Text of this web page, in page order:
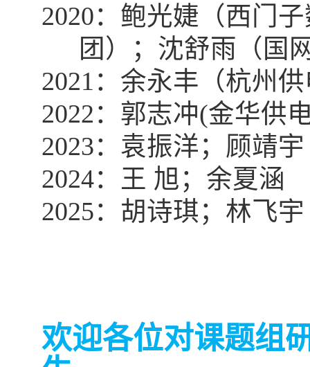
2020：鲍光婕（西门
团）；沈舒雨（国
2021：余永丰（杭州
2022：郭志冲(金华供
2023：袁振洋；顾靖宇
2024：王 旭；余夏涵
2025：胡诗琪；林飞宇
欢迎各位对课题组